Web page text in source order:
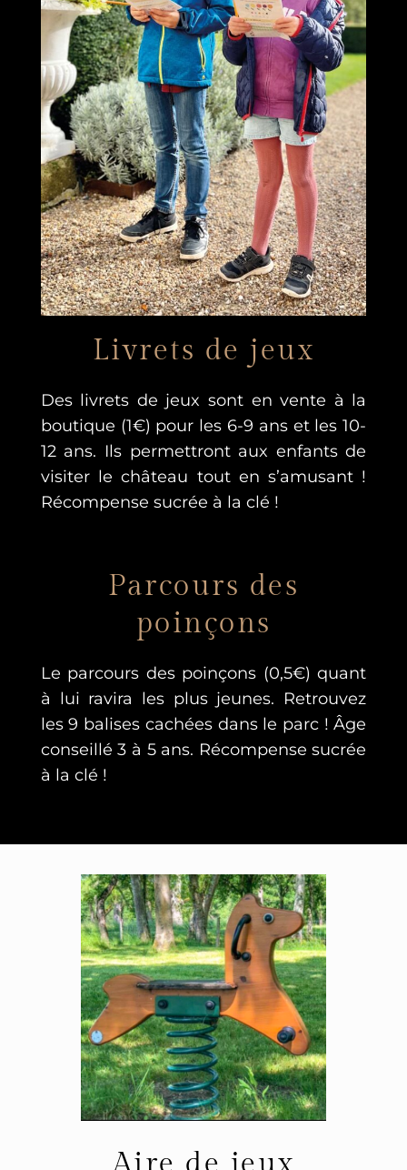
Livrets de jeux
Des livrets de jeux sont en vente à la
boutique (1€) pour les 6-9 ans et les 10-
12 ans. Ils permettront aux enfants de
visiter le château tout en s’amusant !
Récompense sucrée à la clé !
Parcours des
poinçons
Le parcours des poinçons (0,5€) quant
à lui ravira les plus jeunes. Retrouvez
les 9 balises cachées dans le parc ! Âge
conseillé 3 à 5 ans. Récompense sucrée
à la clé !